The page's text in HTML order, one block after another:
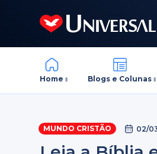
Home Blogs e Colunas
MUNDO CRISTÃO 02/